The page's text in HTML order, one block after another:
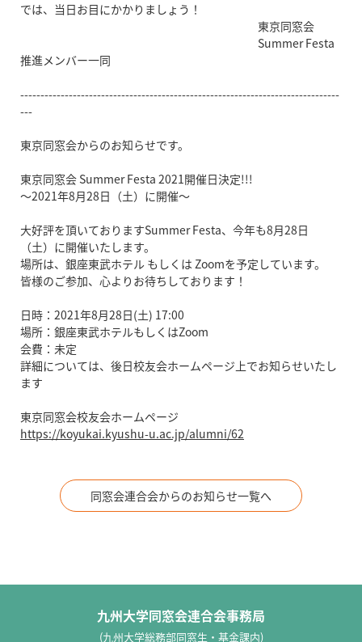
では、当日お目にかかりましょう！
東京同窓会
Summer Festa
推進メンバー一同
-------------------------------------------------------------------------------
---
東京同窓会からのお知らせです。
東京同窓会 Summer Festa 2021開催日決定!!!
～2021年8月28日（土）に開催～
大好評を頂いておりますSummer Festa、今年も8月28日
（土）に開催いたします。
場所は、銀座東武ホテル もしくは Zoomを予定しています。
皆様のご参加、心よりお待ちしております！
日時：2021年8月28日(土) 17:00
場所：銀座東武ホテルもしくはZoom
会費：未定
詳細については、後日校友会ホームページ上でお知らせいたし
ます
東京同窓会校友会ホームページ
https://koyukai.kyushu-u.ac.jp/alumni/62
同窓会連合会からのお知らせ一覧へ
九州大学同窓会連合会事務局
(九州大学総務部同窓生・基金課内)